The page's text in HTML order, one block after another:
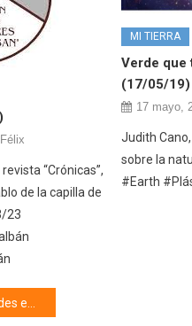
Félix
“Crónicas”,
de la capilla de
23
MI TIERRA
Verde que
(17/05/19)
17 mayo,
Judith
sobre la
#Earth
(18/05/22)